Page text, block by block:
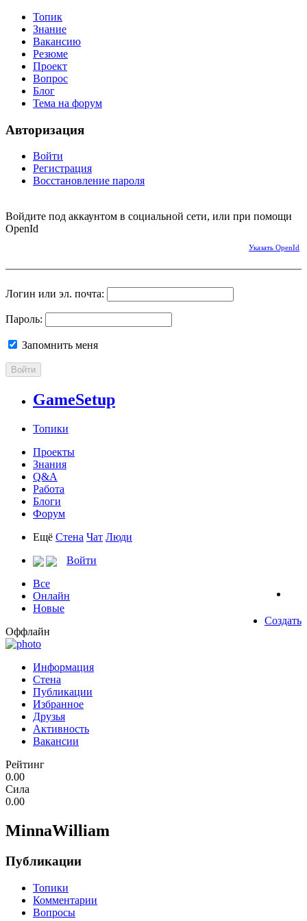
Топик
Знание
Вакансию
Резюме
Проект
Вопрос
Блог
Тема на форум
Авторизация
Войти
Регистрация
Восстановление пароля
Войдите под аккаунтом в социальной сети, или при помощи
OpenId
Указать OpenId
Логин или эл. почта:
Пароль:
Запомнить меня
Войти
GameSetup
Топики
Проекты
Знания
Q&A
Работа
Блоги
Форум
Ещё Стена Чат Люди
Войти
Все
Онлайн
Новые
Создать
Оффлайн
Информация
Стена
Публикации
Избранное
Друзья
Активность
Вакансии
Рейтинг
0.00
Сила
0.00
MinnaWilliam
Публикации
Топики
Комментарии
Вопросы